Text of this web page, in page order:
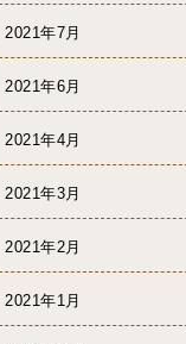
2021年7月
2021年6月
2021年4月
2021年3月
2021年2月
2021年1月